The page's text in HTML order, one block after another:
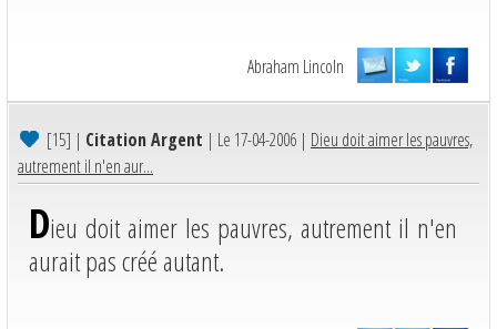
Abraham Lincoln
[15] | Citation Argent | Le 17-04-2006 | Dieu doit aimer les pauvres,
autrement il n'en aur...
Dieu doit aimer les pauvres, autrement il n'en
aurait pas créé autant.